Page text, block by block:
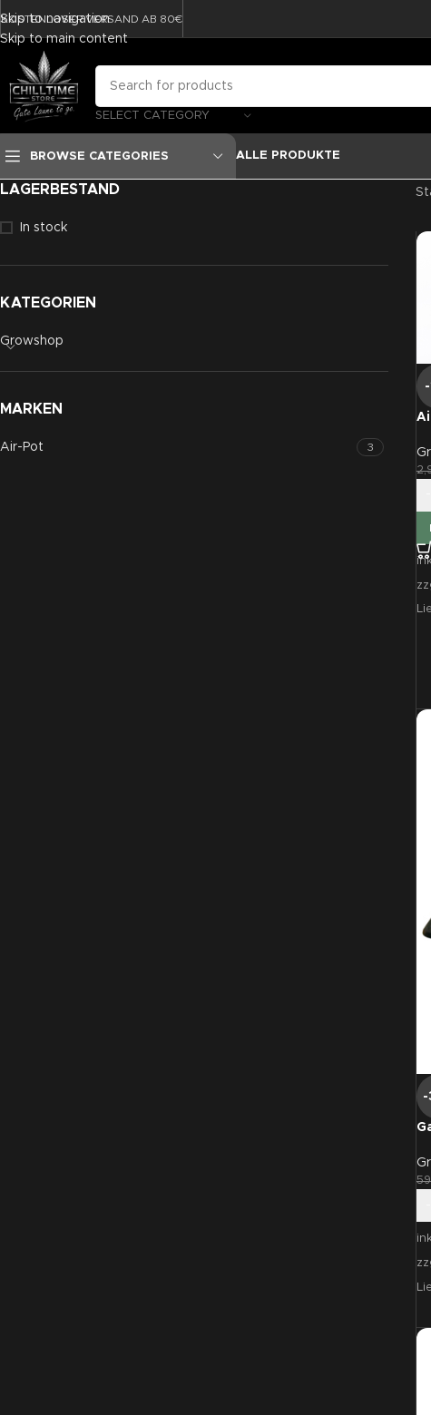
Skip to navigation
Skip to main content
KOSTENLOSER VERSAND AB 80€
SELECT CATEGORY
BROWSE CATEGORIES ALLE PRODUKTE
LAGERBESTAND
In stock
KATEGORIEN
Growshop
MARKEN
Air-Pot 3
-